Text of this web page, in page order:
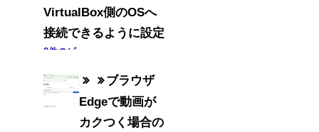
VirtualBox側のOSへ
接続できるように設定
8件のビュー
ブラウザ
Edgeで動画が
カクつく場合の